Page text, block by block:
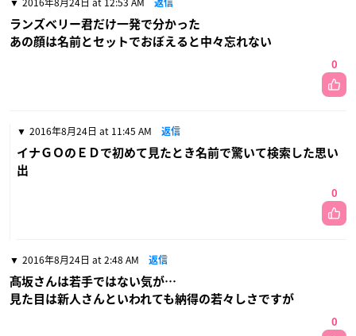
返信
ランズベリー君だけ一発で分かった
あの顔は名前とセットでおぼえると中々忘れない
0
2016年8月24日 at 11:45 AM 返信
イナＧＯのＥＤで初めて見たとき名前で驚いて検索した思い
出
0
2016年8月24日 at 2:48 AM 返信
髙坂さんは若手ではない気が…
見た目は新人さんといわれても納得の若々しさですが
0